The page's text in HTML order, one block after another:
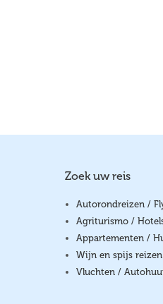
Zoek uw reis
Autorondreizen /
Agriturismo /
Appartementen /
Wijn en spijs reizen
Vluchten /